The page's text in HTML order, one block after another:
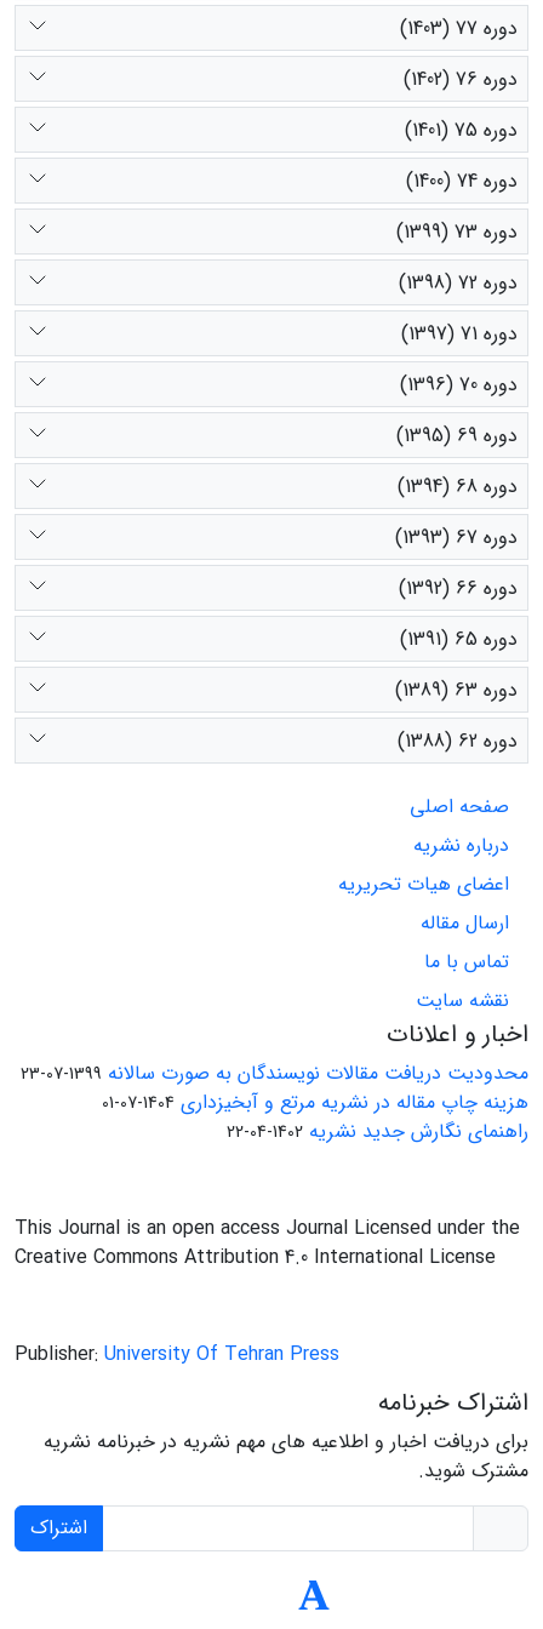
دوره 77 (1403)
دوره 76 (1402)
دوره 75 (1401)
دوره 74 (1400)
دوره 73 (1399)
دوره 72 (1398)
دوره 71 (1397)
دوره 70 (1396)
دوره 69 (1395)
دوره 68 (1394)
دوره 67 (1393)
دوره 66 (1392)
دوره 65 (1391)
دوره 63 (1389)
دوره 62 (1388)
صفحه اصلی
درباره نشریه
اعضای هیات تحریریه
ارسال مقاله
تماس با ما
نقشه سایت
اخبار و اعلانات
محدودیت دریافت مقالات نویسندگان به صورت سالانه 1399-07-23
هزینه چاپ مقاله در نشریه مرتع و آبخیزداری 1404-07-01
راهنمای نگارش جدید نشریه 1402-04-22
This Journal is an open access Journal Licensed under the
Creative Commons Attribution 4.0 International License
Publisher: University Of Tehran Press
اشتراک خبرنامه
برای دریافت اخبار و اطلاعیه های مهم نشریه در خبرنامه نشریه
مشترک شوید.
اشتراک